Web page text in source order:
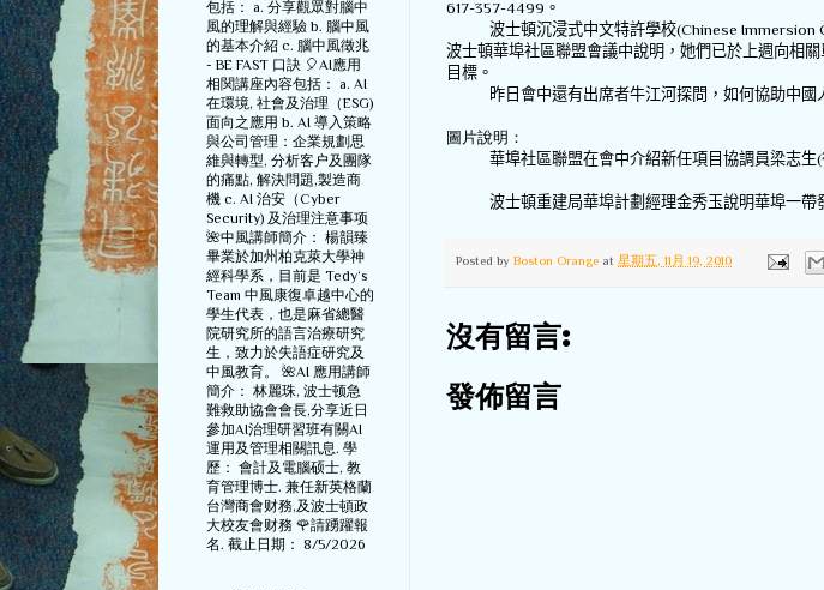
617-357-4499 。
波士頓沉浸式中文特許學校(Chinese Immersion
波士頓華埠社區聯盟會議中說明，她們已於上週向相
目標。
昨日會中還有出席者牛江河探問，如何協助中
圖片說明：
華埠社區聯盟在會中介紹新任項目協調員梁志生(
波士頓重建局華埠計劃經理金秀玉說明華埠一帶
Posted by Boston Orange at 星期五, 11月 19, 2010
沒有留言:
發佈留言
包括： a. 分享觀眾對腦中
風的理解與經驗 b. 腦中風
的基本介紹 c. 腦中風徵兆
- BE FAST 口訣 🎈AI應用
相関講座內容包括： a. AI
在環境, 社會及治理（ESG)
面向之應用 b. AI 導入策略
與公司管理：企業規劃思
維與轉型, 分析客户及團隊
的痛點, 解決問題,製造商
機 c. AI 治安（Cyber
Security) 及治理注意事项
🌺中風講師簡介： 楊韻臻
畢業於加州柏克萊大學神
經科學系，目前是 Tedy‘s
Team 中風康復卓越中心的
學生代表，也是麻省總醫
院研究所的語言治療研究
生，致力於失語症研究及
中風教育。 🌺AI 應用講師
簡介： 林麗珠, 波士顿急
難救助協會會長,分享近日
參加AI治理研習班有關AI
運用及管理相關訊息. 學
歷： 會計及電腦硕士, 教
育管理博士. 兼任新英格蘭
台灣商會财務,及波士頓政
大校友會财務 🌹請踴躍報
名. 截止日期： 8/5/2026